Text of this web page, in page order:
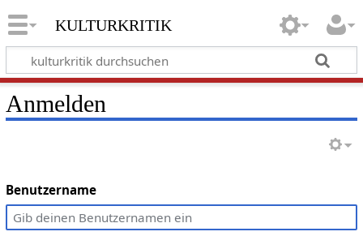
kulturkritik
Anmelden
Benutzername